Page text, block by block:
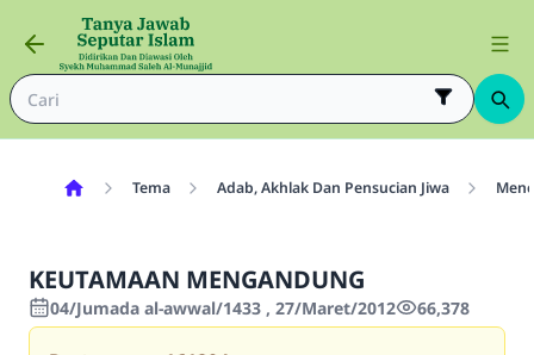
Tema Adab, Akhlak Dan Pensucian Jiwa
KEUTAMAAN MENGANDUNG
04/Jumada al-awwal/1433 , 27/Maret/2012 66,378